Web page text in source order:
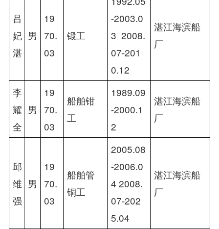
吕
妃
湛
男
19
70.
03
锻工
-2003.0
3  2008.
07-201
0.12
湛江海滨船
厂
李
耀
全
男
19
70.
03
船舶钳
工
1989.09
-2000.1
2
湛江海滨船
厂
邱
维
强
男
19
70.
03
船舶管
铜工
2005.08
-2006.0
4 2008.
07-202
5.04
湛江海滨船
厂